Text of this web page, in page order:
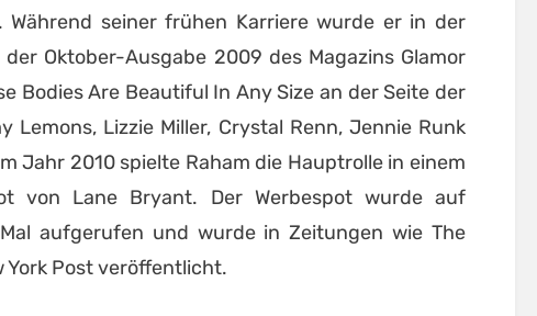
Während seiner frühen Karriere wurde er in der
Oktober-Ausgabe 2009 des Magazins Glamor
Bodies Are Beautiful In Any Size an der Seite der
Lemons, Lizzie Miller, Crystal Renn, Jennie Runk
Jahr 2010 spielte Raham die Hauptrolle in einem
von Lane Bryant. Der Werbespot wurde auf
aufgerufen und wurde in Zeitungen wie The
York Post veröffentlicht.